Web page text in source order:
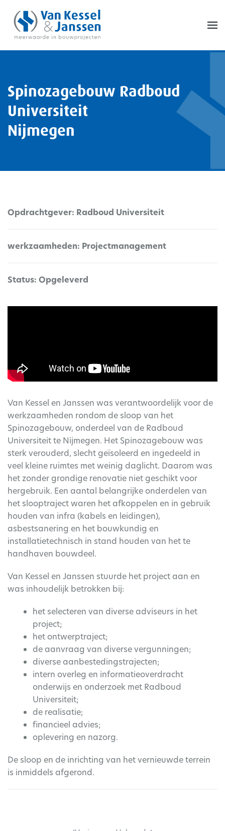
Skip to main content
Spinozagebouw Radboud
Universiteit
Nijmegen
Opdrachtgever: Radboud Universiteit
werkzaamheden: Projectmanagement
Status: Opgeleverd
Van Kessel en Janssen was verantwoordelijk voor de
werkzaamheden rondom de sloop van het
Spinozagebouw, onderdeel van de Radboud
Universiteit te Nijmegen. Het Spinozagebouw was
sterk verouderd, slecht geïsoleerd en ingedeeld in
veel kleine ruimtes met weinig daglicht. Daarom was
het zonder grondige renovatie niet geschikt voor
hergebruik. Een aantal belangrijke onderdelen van
het slooptraject waren het afkoppelen en in gebruik
houden van infra (kabels en leidingen),
asbestsanering en het bouwkundig en
installatietechnisch in stand houden van het te
handhaven bouwdeel.
Van Kessel en Janssen stuurde het project aan en
was inhoudelijk betrokken bij:
het selecteren van diverse adviseurs in het
project;
het ontwerptraject;
de aanvraag van diverse vergunningen;
diverse aanbestedingstrajecten;
intern overleg en informatieoverdracht
onderwijs en onderzoek met Radboud
Universiteit;
de realisatie;
financieel advies;
oplevering en nazorg.
De sloop en de inrichting van het vernieuwde terrein
is inmiddels afgerond.